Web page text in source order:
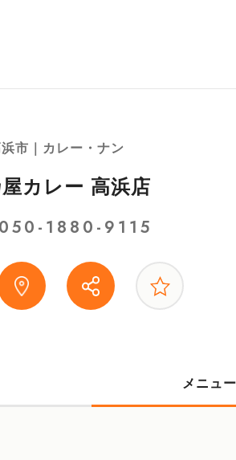
市｜カレー・ナン
屋カレー 高浜店
050-1880-9115
メニュ